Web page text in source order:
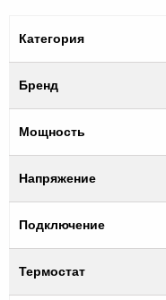
Категория
Бренд
Мощность
Напряжение
Подключение
Термостат